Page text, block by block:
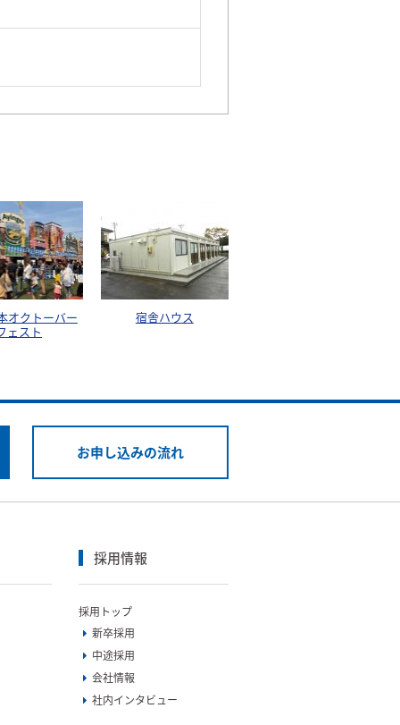
オクトーバー
ェスト
宿舎ハウス
お申し込みの流れ
採用情報
採用トップ
新卒採用
中途採用
会社情報
社内インタビュー